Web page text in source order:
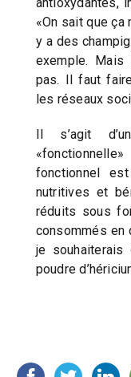
«On sait que ça
y a des
exemple. Mais
pas. Il faut
les réseaux
Il s’agit
fonctionnel
nutritives et
réduits sous
consommés en
je souhaiterais
poudre